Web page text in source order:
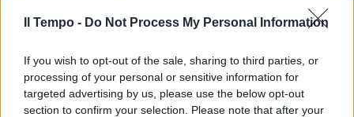
Il Tempo - Do Not Process My Personal Information
If you wish to opt-out of the sale, sharing to third parties, or
processing of your personal or sensitive information for
targeted advertising by us, please use the below opt-out
section to confirm your selection. Please note that after your
ottime mani».